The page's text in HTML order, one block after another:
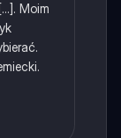
Moim